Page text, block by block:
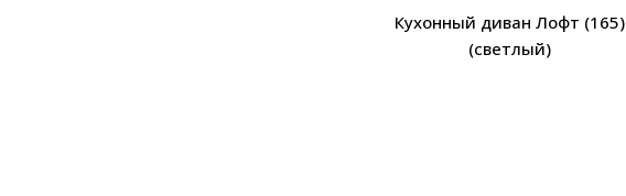
Кухонный диван Лофт (165)
(светлый)